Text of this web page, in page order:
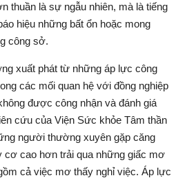
thuần là sự ngẫu nhiên, mà là tiếng
hiệu những bất ổn hoặc mong
công sở.
xuất phát từ những áp lực công
các mối quan hệ với đồng nghiệp
được công nhận và đánh giá
cứu của Viện Sức khỏe Tâm thần
người thường xuyên gặp căng
cơ cao hơn trải qua những giấc mơ
cả việc mơ thấy nghỉ việc. Áp lực